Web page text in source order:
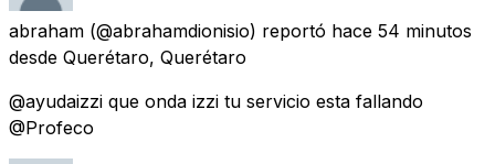
abraham (@abrahamdionisio) reportó hace 54 minutos
desde Querétaro, Querétaro
@ayudaizzi que onda izzi tu servicio esta fallando
@Profeco